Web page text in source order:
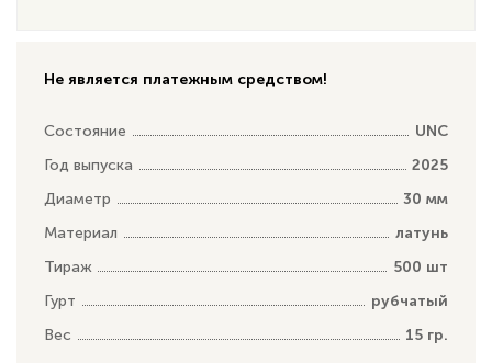
Не является платежным средством!
Состояние
UNC
Год выпуска
2025
Диаметр
30 мм
Материал
латунь
Тираж
500 шт
Гурт
рубчатый
Вес
15 гр.